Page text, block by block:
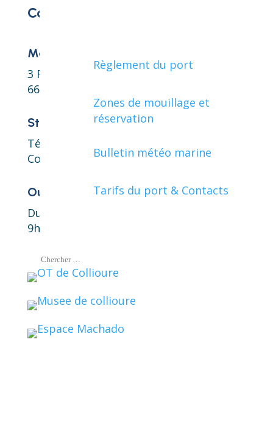
Règlement du port
Zones de mouillage et
réservation
Bulletin météo marine
Tarifs du port & Contacts
Contact
Mairie de Collioure
3 Rue de la République
66190 Collioure
Standard
Téléphone : 04 68 82 05 66
Courriel :
contact@collioure.fr
Ouverture au public
Du lundi au vendredi
9h00-12h00 et 14h00-17h00